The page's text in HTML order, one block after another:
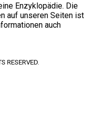
Enzyklopädie. Die
auf unseren Seiten ist
auch
RESERVED.